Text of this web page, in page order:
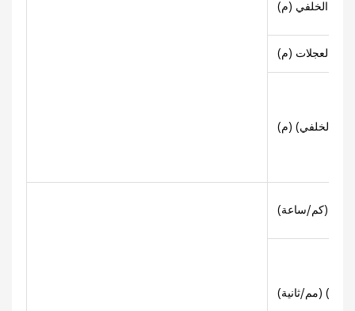
الخلفي (م)
العجلات (م)
الخلفي) (م)
(كم/ساعة)
(مم/ثانية)